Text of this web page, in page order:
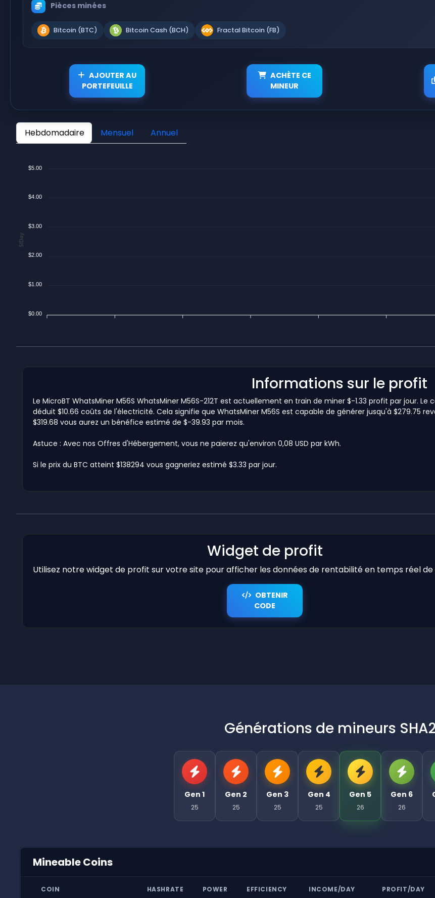
Pièces minées
Bitcoin (BTC) Bitcoin Cash (BCH) Fractal Bitcoin (FB)
AJOUTER AU
PORTEFEUILLE
ACHÈTE CE
MINEUR
Hebdomadaire Mensuel Annuel
$5.00
$4.00
$3.00
$2.00
$1.00
$0.00
$/Day
Informations sur le profit
Le MicroBT WhatsMiner M56S WhatsMiner M56S-212T est actuellement en train de miner $-1.33 profit par jour.
déduit $10.66 coûts de l'électricité. Cela signifie que WhatsMiner M56S est capable de générer jusqu'à $279.75
$319.68 vous aurez un bénéfice estimé de $-39.93 par mois.
Astuce : Avec nos Offres d'Hébergement, vous ne paierez qu'environ 0,08 USD par kWh.
Si le prix du BTC atteint $138294 vous gagneriez estimé $3.33 par jour.
Widget de profit
Utilisez notre widget de profit sur votre site pour afficher les données de rentabilité en temps réel de
OBTENIR
CODE
Générations de mineurs
Gen 1
25
Gen 2
25
Gen 3
25
Gen 4
25
Gen 5
26
Gen 6
26
Mineable Coins
COIN HASHRATE POWER EFFICIENCY INCOME/DAY PROFIT/DAY